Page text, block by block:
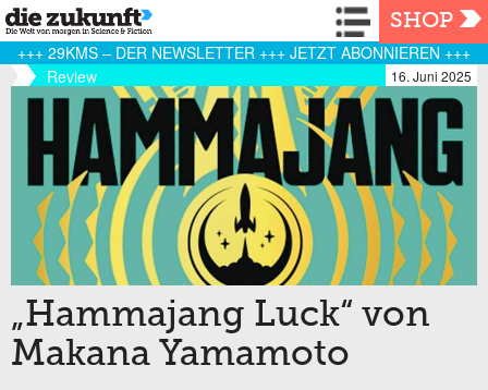
Navigation
SHOP
+++ 29KMS – DER NEWSLETTER +++ JETZT ABONNIEREN +++
Review
16. Juni 2025
„Hammajang Luck“ von
Makana Yamamoto